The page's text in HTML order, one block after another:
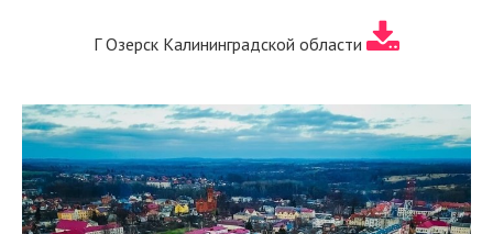
Г Озерск Калининградской области